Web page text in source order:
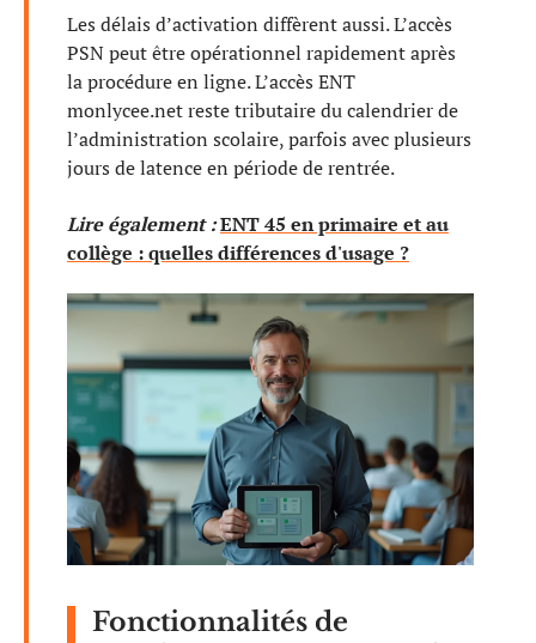
Les délais d’activation diffèrent aussi. L’accès
PSN peut être opérationnel rapidement après
la procédure en ligne. L’accès ENT
monlycee.net reste tributaire du calendrier de
l’administration scolaire, parfois avec plusieurs
jours de latence en période de rentrée.
Lire également :ENT 45 en primaire et au
collège : quelles différences d'usage ?
Fonctionnalités de